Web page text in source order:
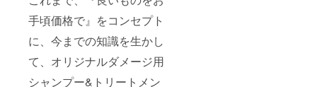
手頃価格で』をコンセプト
に、今までの知識を生かし
て、オリジナルダメージ用
シャンプー&トリートメン